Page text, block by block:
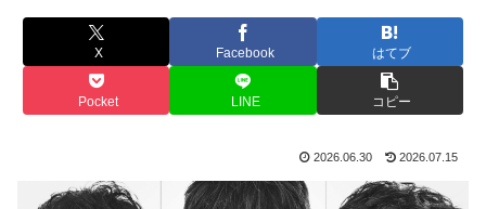
X Facebook はてブ
Pocket LINE コピー
2026.06.30 2026.07.15